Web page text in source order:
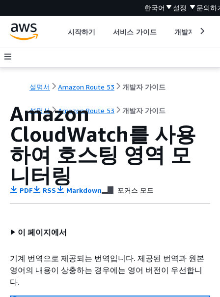
한국어 설정 문의하
시작하기 서비스 가이드 개발자 도구
설명서 Amazon Route 53 개발자 가이드
설명서 Amazon Route 53 개발자 가이드
Amazon
CloudWatch를 사용
하여 호스팅 영역 모
니터링
PDF RSS Markdown 포커스 모드
이 페이지에서
기계 번역으로 제공되는 번역입니다. 제공된 번역과 원본
영어의 내용이 상충하는 경우에는 영어 버전이 우선합니
다.